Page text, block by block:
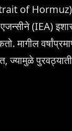
of
(IEA)
मागील
ज्यामुळे